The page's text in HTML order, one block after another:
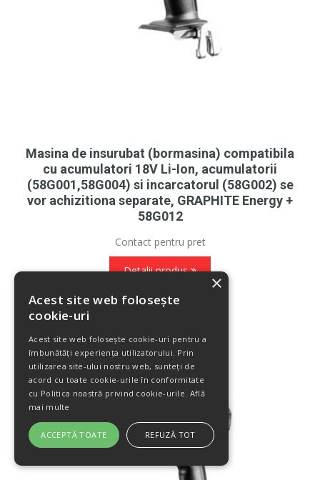
Masina de insurubat (bormasina) compatibila
cu acumulatori 18V Li-Ion, acumulatorii
(58G001,58G004) si incarcatorul (58G002) se
vor achizitiona separate, GRAPHITE Energy +
58G012
Contact pentru pret
Detalii produs
×
Acest site web folosește
cookie-uri
Acest site web folosește cookie-uri pentru a
îmbunătăți experiența utilizatorului. Prin
utilizarea site-ului nostru web, sunteți de
acord cu toate cookie-urile în conformitate
cu Politica noastră privind cookie-urile. Află
mai multe
ACCEPTĂ TOATE REFUZĂ TOT